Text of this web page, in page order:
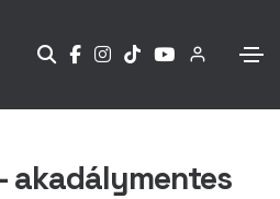
akadálymentes